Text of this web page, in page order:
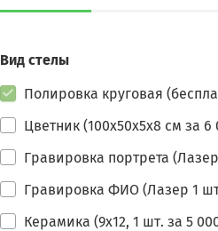
Вид стелы
Полировка круговая
Цветник (100х50х5х8 см за 6
Гравировка портрета
Гравировка ФИО (Лазер 1
Керамика (9х12, 1 шт. за 5